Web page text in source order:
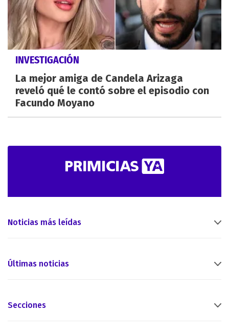
INVESTIGACIÓN
La mejor amiga de Candela Arizaga
reveló qué le contó sobre el episodio con
Facundo Moyano
Noticias más leídas
Últimas noticias
Secciones